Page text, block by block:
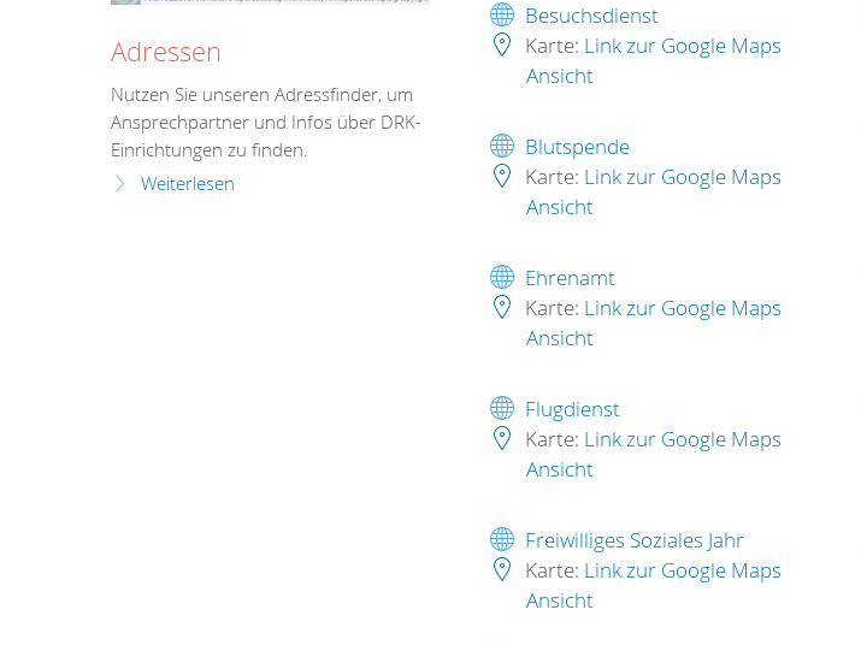
Besuchsdienst
Karte: Link zur Google Maps
Ansicht
Blutspende
Karte: Link zur Google Maps
Ansicht
Ehrenamt
Karte: Link zur Google Maps
Ansicht
Flugdienst
Karte: Link zur Google Maps
Ansicht
Freiwilliges Soziales Jahr
Karte: Link zur Google Maps
Ansicht
Adressen
Nutzen Sie unseren Adressfinder, um
Ansprechpartner und Infos über DRK-
Einrichtungen zu finden.
Weiterlesen